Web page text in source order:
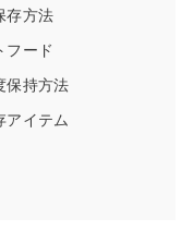
存方法
フード
保持方法
アイテム